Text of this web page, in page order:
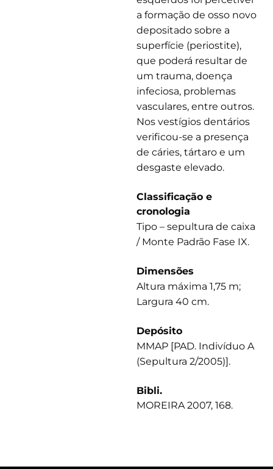
a formação de osso novo
depositado sobre a
superfície (periostite),
que poderá resultar de
um trauma, doença
infeciosa, problemas
vasculares, entre outros.
Nos vestígios dentários
verificou-se a presença
de cáries, tártaro e um
desgaste elevado.
Classificação e
cronologia
Tipo – sepultura de caixa
/ Monte Padrão Fase IX.
Dimensões
Altura máxima 1,75 m;
Largura 40 cm.
Depósito
MMAP [PAD. Indivíduo A
(Sepultura 2/2005)].
Bibli.
MOREIRA 2007, 168.